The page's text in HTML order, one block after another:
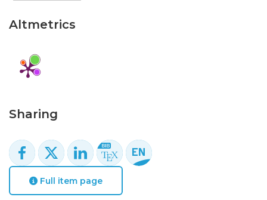
Altmetrics
Sharing
Full item page